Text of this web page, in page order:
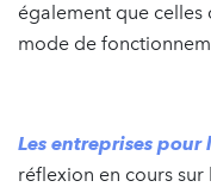
également que celles
mode de
Les entreprises pour
réflexion en cours sur